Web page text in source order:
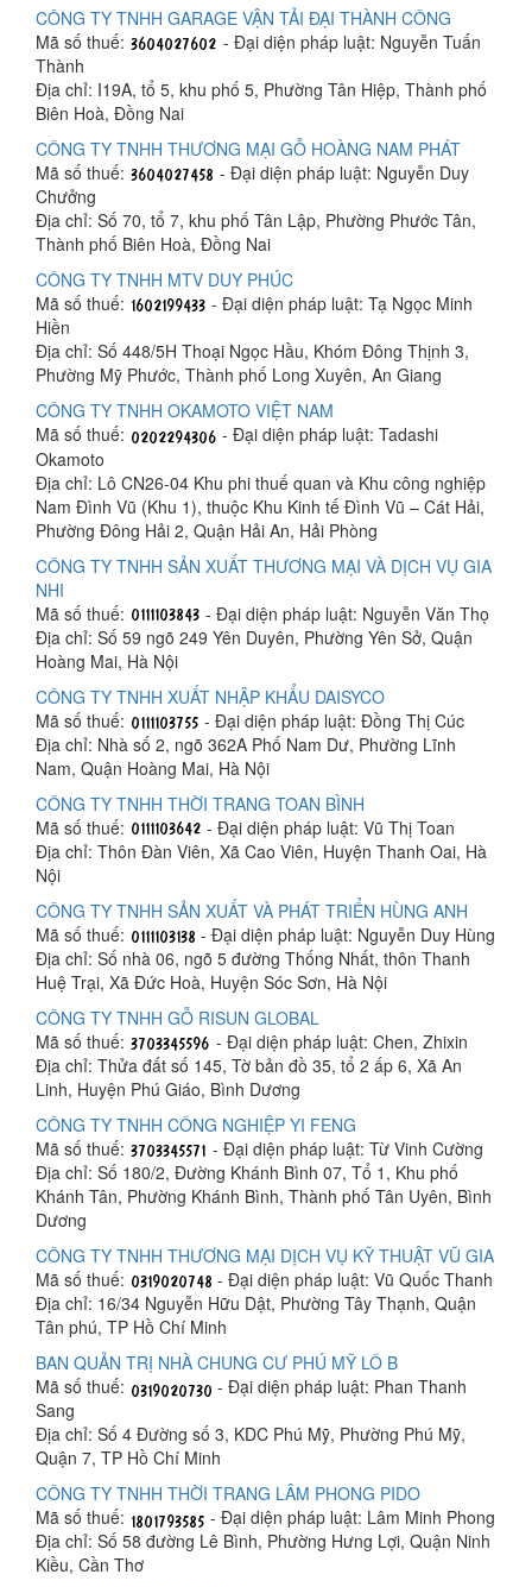
CÔNG TY TNHH GARAGE VẬN TẢI ĐẠI THÀNH CÔNG
Mã số thuế:
- Đại diện pháp luật: Nguyễn Tuấn
Thành
Địa chỉ: I19A, tổ 5, khu phố 5, Phường Tân Hiệp, Thành phố
Biên Hoà, Đồng Nai
CÔNG TY TNHH THƯƠNG MẠI GỖ HOÀNG NAM PHÁT
Mã số thuế:
- Đại diện pháp luật: Nguyễn Duy
Chưởng
Địa chỉ: Số 70, tổ 7, khu phố Tân Lập, Phường Phước Tân,
Thành phố Biên Hoà, Đồng Nai
CÔNG TY TNHH MTV DUY PHÚC
Mã số thuế:
- Đại diện pháp luật: Tạ Ngọc Minh
Hiền
Địa chỉ: Số 448/5H Thoại Ngọc Hầu, Khóm Đông Thịnh 3,
Phường Mỹ Phước, Thành phố Long Xuyên, An Giang
CÔNG TY TNHH OKAMOTO VIỆT NAM
Mã số thuế:
- Đại diện pháp luật: Tadashi
Okamoto
Địa chỉ: Lô CN26-04 Khu phi thuế quan và Khu công nghiệp
Nam Đình Vũ (Khu 1), thuộc Khu Kinh tế Đình Vũ – Cát Hải,
Phường Đông Hải 2, Quận Hải An, Hải Phòng
CÔNG TY TNHH SẢN XUẤT THƯƠNG MẠI VÀ DỊCH VỤ GIA
NHI
Mã số thuế:
- Đại diện pháp luật: Nguyễn Văn Thọ
Địa chỉ: Số 59 ngõ 249 Yên Duyên, Phường Yên Sở, Quận
Hoàng Mai, Hà Nội
CÔNG TY TNHH XUẤT NHẬP KHẨU DAISYCO
Mã số thuế:
- Đại diện pháp luật: Đồng Thị Cúc
Địa chỉ: Nhà số 2, ngõ 362A Phố Nam Dư, Phường Lĩnh
Nam, Quận Hoàng Mai, Hà Nội
CÔNG TY TNHH THỜI TRANG TOAN BÌNH
Mã số thuế:
- Đại diện pháp luật: Vũ Thị Toan
Địa chỉ: Thôn Đàn Viên, Xã Cao Viên, Huyện Thanh Oai, Hà
Nội
CÔNG TY TNHH SẢN XUẤT VÀ PHÁT TRIỂN HÙNG ANH
Mã số thuế:
- Đại diện pháp luật: Nguyễn Duy Hùng
Địa chỉ: Số nhà 06, ngõ 5 đường Thống Nhất, thôn Thanh
Huệ Trại, Xã Đức Hoà, Huyện Sóc Sơn, Hà Nội
CÔNG TY TNHH GỖ RISUN GLOBAL
Mã số thuế:
- Đại diện pháp luật: Chen, Zhixin
Địa chỉ: Thửa đất số 145, Tờ bản đồ 35, tổ 2 ấp 6, Xã An
Linh, Huyện Phú Giáo, Bình Dương
CÔNG TY TNHH CÔNG NGHIỆP YI FENG
Mã số thuế:
- Đại diện pháp luật: Từ Vinh Cường
Địa chỉ: Số 180/2, Đường Khánh Bình 07, Tổ 1, Khu phố
Khánh Tân, Phường Khánh Bình, Thành phố Tân Uyên, Bình
Dương
CÔNG TY TNHH THƯƠNG MẠI DỊCH VỤ KỸ THUẬT VŨ GIA
Mã số thuế:
- Đại diện pháp luật: Vũ Quốc Thanh
Địa chỉ: 16/34 Nguyễn Hữu Dật, Phường Tây Thạnh, Quận
Tân phú, TP Hồ Chí Minh
BAN QUẢN TRỊ NHÀ CHUNG CƯ PHÚ MỸ LÔ B
Mã số thuế:
- Đại diện pháp luật: Phan Thanh
Sang
Địa chỉ: Số 4 Đường số 3, KDC Phú Mỹ, Phường Phú Mỹ,
Quận 7, TP Hồ Chí Minh
CÔNG TY TNHH THỜI TRANG LÂM PHONG PIDO
Mã số thuế:
- Đại diện pháp luật: Lâm Minh Phong
Địa chỉ: Số 58 đường Lê Bình, Phường Hưng Lợi, Quận Ninh
Kiều, Cần Thơ